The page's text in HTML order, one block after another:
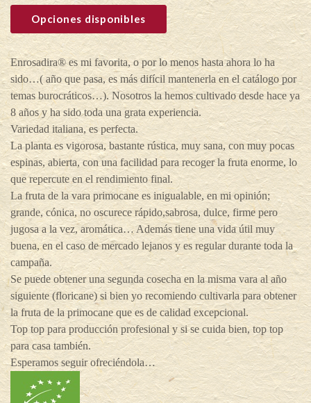
Opciones disponibles
Enrosadira® es mi favorita, o por lo menos hasta ahora lo ha
sido…( año que pasa, es más difícil mantenerla en el catálogo por
temas burocráticos…). Nosotros la hemos cultivado desde hace ya
8 años y ha sido toda una grata experiencia.
Variedad italiana, es perfecta.
La planta es vigorosa, bastante rústica, muy sana, con muy pocas
espinas, abierta, con una facilidad para recoger la fruta enorme, lo
que repercute en el rendimiento final.
La fruta de la vara primocane es inigualable, en mi opinión;
grande, cónica, no oscurece rápido,sabrosa, dulce, firme pero
jugosa a la vez, aromática… Además tiene una vida útil muy
buena, en el caso de mercado lejanos y es regular durante toda la
campaña.
Se puede obtener una segunda cosecha en la misma vara al año
siguiente (floricane) si bien yo recomiendo cultivarla para obtener
la fruta de la primocane que es de calidad excepcional.
Top top para producción profesional y si se cuida bien, top top
para casa también.
Esperamos seguir ofreciéndola…